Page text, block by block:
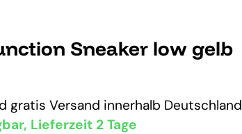
Sneaker low gelb
gratis Versand innerhalb Deutschland
Lieferzeit 2 Tage